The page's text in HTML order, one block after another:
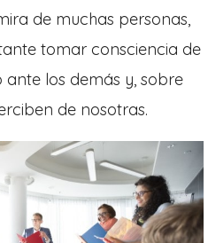
de muchas personas,
tomar consciencia de
los demás y, sobre
de nosotras.